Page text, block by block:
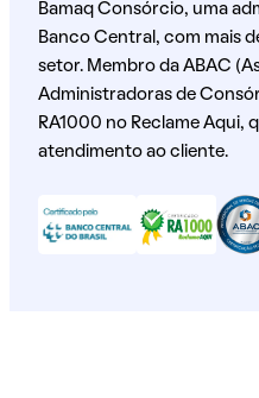
Bamaq Consórcio, uma
Banco Central, com mais
setor. Membro da ABAC
Administradoras de
RA1000 no Reclame Aqui,
atendimento ao cliente.